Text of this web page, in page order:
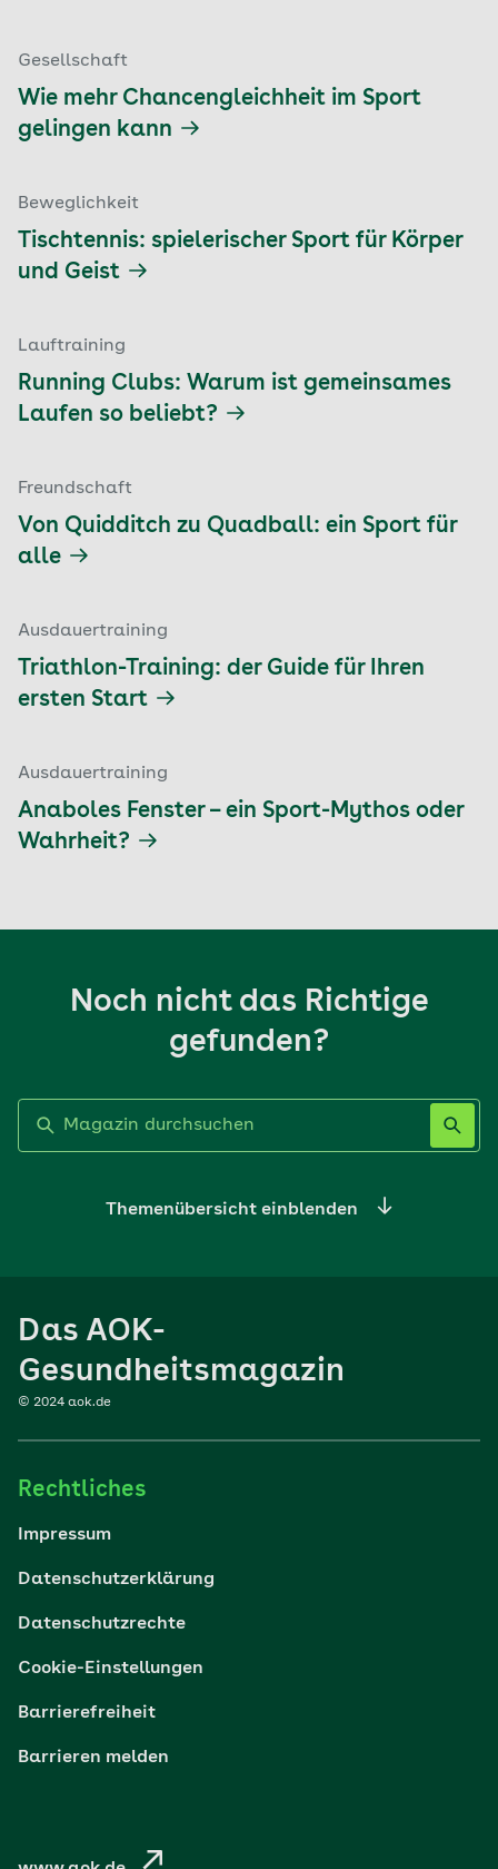
Gesellschaft
Wie mehr Chancengleichheit im Sport
gelingen kann
Beweglichkeit
Tischtennis: spielerischer Sport für Körper
und Geist
Lauftraining
Running Clubs: Warum ist gemeinsames
Laufen so beliebt?
Freundschaft
Von Quidditch zu Quadball: ein Sport für
alle
Ausdauertraining
Triathlon-Training: der Guide für Ihren
ersten Start
Ausdauertraining
Anaboles Fenster – ein Sport-Mythos oder
Wahrheit?
Noch nicht das Richtige
gefunden?
Themenübersicht einblenden
Sport
Reisen
Wohlbefinden
Digital gesund
Das AOK-
Gesundheitsmagazin
© 2024 aok.de
Rechtliches
Impressum
Datenschutzerklärung
Datenschutzrechte
Cookie-Einstellungen
Barrierefreiheit
Barrieren melden